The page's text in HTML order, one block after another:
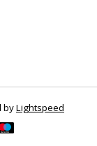
byLightspeed